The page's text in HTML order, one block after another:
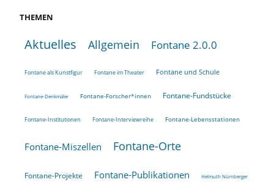
THEMEN
Aktuelles Allgemein Fontane 2.0.0
Fontane als Kunstfigur Fontane im Theater Fontane und Schule
Fontane-Denkmäler Fontane-Forscher*innen Fontane-Fundstücke
Fontane-Institutionen Fontane-Interviewreihe Fontane-Lebensstationen
Fontane-Miszellen Fontane-Orte
Fontane-Projekte Fontane-Publikationen Helmuth Nürnberger